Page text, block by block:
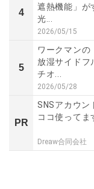
4
遮熱機能」が
光...
2026/05/15
5
ワークマン
放湿サイドフ
チオ...
2026/05/28
PR
SNSアカウン
ココ使ってま
Dreaw合同会社